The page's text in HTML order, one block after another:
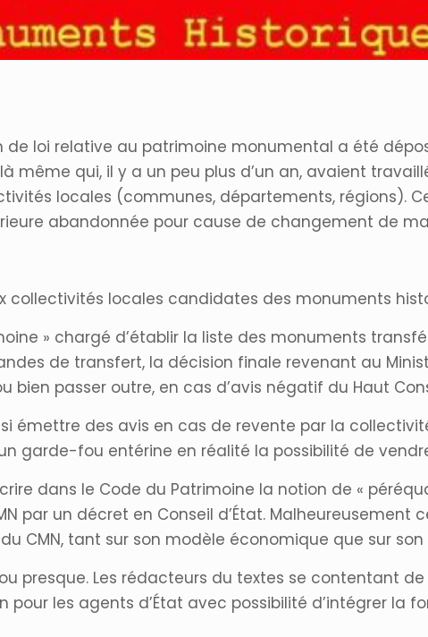
de loi relative au patrimoine monumental a été
même qui, il y a un peu plus d’un an, avaient
locales (communes, départements, régions).
abandonnée pour cause de changement de
collectivités locales candidates des monuments
» chargé d’établir la liste des monuments
de transfert, la décision finale revenant au
bien passer outre, en cas d’avis négatif du Haut
émettre des avis en cas de revente par la
garde-fou entérine en réalité la possibilité de
dans le Code du Patrimoine la notion de «
par un décret en Conseil d’État. Malheureusement
CMN, tant sur son modèle économique que sur
presque. Les rédacteurs du textes se contentant
pour les agents d’État avec possibilité d’intégrer